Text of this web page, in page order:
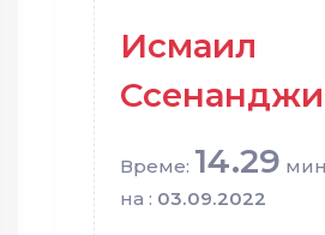
Исмаил
Ссенанджи
Време: 14.29
на : 03.09.2022